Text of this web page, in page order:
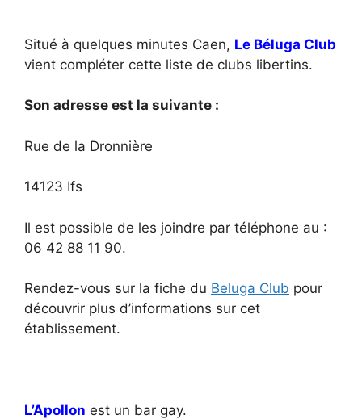
Situé à quelques minutes Caen, Le Béluga Club
vient compléter cette liste de clubs libertins.
Son adresse est la suivante :
Rue de la Dronnière
14123 Ifs
Il est possible de les joindre par téléphone au :
06 42 88 11 90.
Rendez-vous sur la fiche du Beluga Club pour
découvrir plus d’informations sur cet
établissement.
L’Apollon est un bar gay.